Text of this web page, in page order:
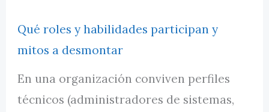
Qué roles y habilidades participan y
mitos a desmontar
En una organización conviven perfiles
técnicos (administradores de sistemas,